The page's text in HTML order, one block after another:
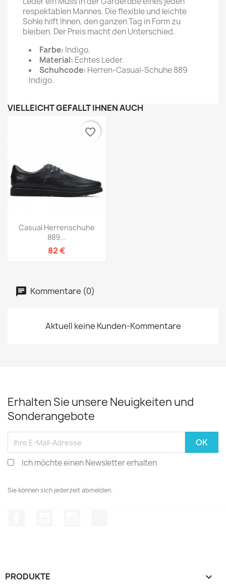
respektablen Mannes. Die flexible und leichte
Sohle hilft Ihnen, den ganzen Tag in Form zu
bleiben. Der Preis macht den Unterschied.
Farbe: Indigo.
Material: Echtes Leder.
Schuhcode: Herren-Casual-Schuhe 889
Indigo.
VIELLEICHT GEFÄLLT IHNEN AUCH
Casual Herrenschuhe
889...
82 €
favorite_border
Kommentare (0)
Aktuell keine Kunden-Kommentare
Erhalten Sie unsere Neuigkeiten und
Sonderangebote
Ich möchte einen Newsletter erhalten
Sie können sich jederzeit abmelden.
PRODUKTE 